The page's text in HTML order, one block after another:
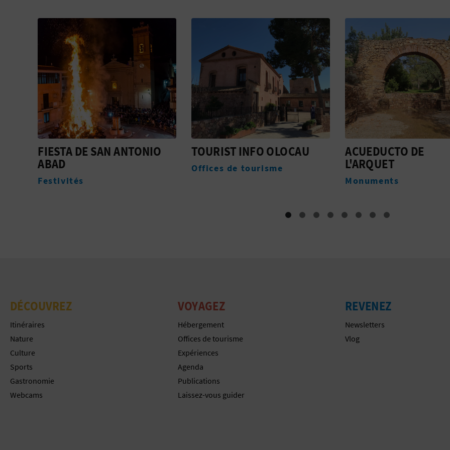
TOURIST INFO OLOCAU
Offices de tourisme
ACUEDUCTO DE
L'ARQUET
POBLADO
PUNTAL DELS LLOPS
Monuments
DÉCOUVREZ
Itinéraires
Nature
Culture
Sports
Gastronomie
Webcams
VOYAGEZ
Hébergement
Offices de tourisme
Expériences
Agenda
Publications
Laissez-vous guider
REVENEZ
Newsletters
Vlog